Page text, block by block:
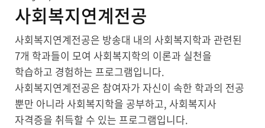
사회복지연계전공
사회복지학과
사회복지연계전공
사회복지연계전공은 방송대 내의 사회복지학과 관련된
7개 학과들이 모여 사회복지학의 이론과 실천을
학습하고 경험하는 프로그램입니다.
사회복지연계전공은 참여자가 자신이 속한 학과의 전공
뿐만 아니라 사회복지학을 공부하고, 사회복지사
자격증을 취득할 수 있는 프로그램입니다.